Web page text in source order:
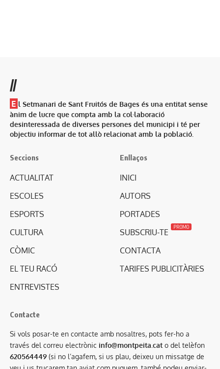
//
E l Setmanari de Sant Fruitós de Bages és una entitat sense
ànim de lucre que compta amb la col·laboració
desinteressada de diverses persones del municipi i té per
objectiu informar de tot allò relacionat amb la població.
Seccions
ACTUALITAT
ESCOLES
ESPORTS
CULTURA
CÒMIC
EL TEU RACÓ
ENTREVISTES
Enllaços
INICI
AUTORS
PORTADES
SUBSCRIU-TE
PROMO
CONTACTA
TARIFES PUBLICITÀRIES
Contacte
Si vols posar-te en contacte amb nosaltres, pots fer-ho a
través del correu electrònic info@montpeita.cat o del telèfon
620564449 (si no l’agafem, si us plau, deixeu un missatge de